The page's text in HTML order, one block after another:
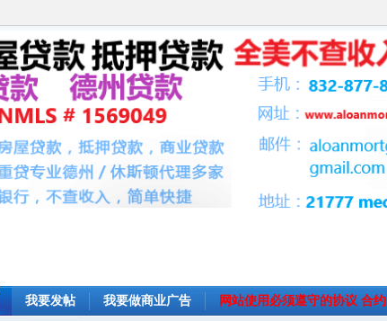
我要发帖 我要做商业广告 网站使用必须遵守的协议 合约